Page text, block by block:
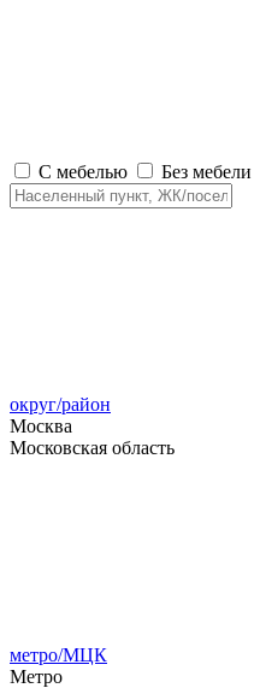
С мебелью Без мебели
округ/район
Москва
Московская область
метро/МЦК
Метро